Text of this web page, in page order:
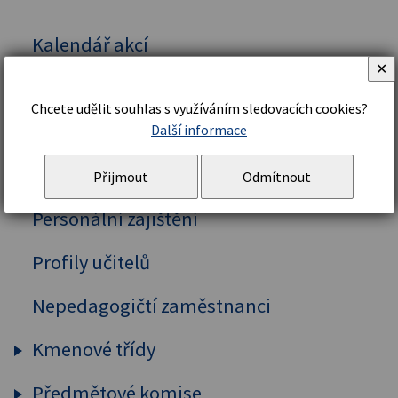
Kalendář akcí
Organizační řád a struktura
Školní řád
Personální zajištění
Profily učitelů
Nepedagogičtí zaměstnanci
Kmenové třídy
Prima
Chcete udělit souhlas s využíváním sledovacích cookies?
Další informace
Přijmout Odmítnout
✕